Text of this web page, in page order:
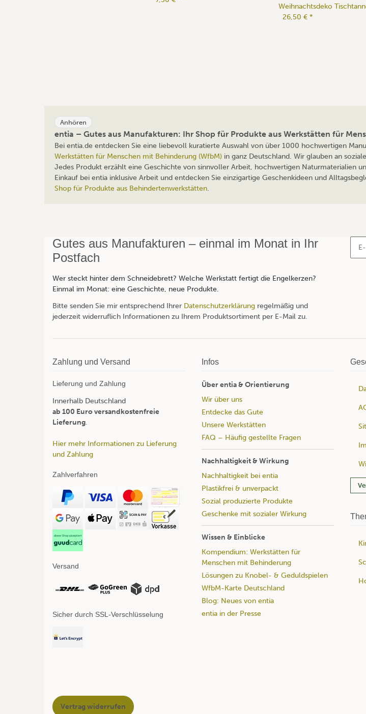
Weihnachtsdeko
26,50 € *
Anhören
entia – Gutes aus Manufakturen: Ihr Shop für Produkte aus Werkstätten für
Bei entia.de entdecken Sie eine liebevoll kuratierte Auswahl von über 1000 hochwertigen
Werkstätten für Menschen mit Behinderung (WfbM) in ganz Deutschland. Wir glauben an
Jedes Produkt erzählt eine Geschichte von sinnvoller Arbeit, hochwertigen Naturmaterialien
Einkauf bei entia inklusive Arbeit und entdecken Sie einzigartige Geschenkideen und
Shop für Produkte aus Behindertenwerkstätten.
Gutes aus Manufakturen – einmal im Monat in Ihr
Postfach
Wer steckt hinter dem Schneidebrett? Welche Werkstatt fertigt die Engelkerzen?
Einmal im Monat: eine Geschichte, neue Produkte.
Bitte senden Sie mir entsprechend Ihrer Datenschutzerklärung regelmäßig und
jederzeit widerruflich Informationen zu Ihrem Produktsortiment per E-Mail zu.
Zahlung und Versand
Lieferung und Zahlung
Innerhalb Deutschland
ab 100 Euro versandkostenfreie
Lieferung.
Hier mehr Informationen zu Lieferung
und Zahlung
Zahlverfahren
Versand
Sicher durch SSL-Verschlüsselung
Infos
Über entia & Orientierung
Wir über uns
Entdecke das Gute
Unsere Werkstätten
FAQ – Häufig gestellte Fragen
Nachhaltigkeit & Wirkung
Nachhaltigkeit bei entia
Plastikfrei & unverpackt
Sozial produzierte Produkte
Geschenke mit sozialer Wirkung
Wissen & Einblicke
Kompendium: Werkstätten für
Menschen mit Behinderung
Lösungen zu Knobel- & Geduldspielen
WfbM-Karte Deutschland
Blog: Neues von entia
entia in der Presse
Vertrag widerrufen